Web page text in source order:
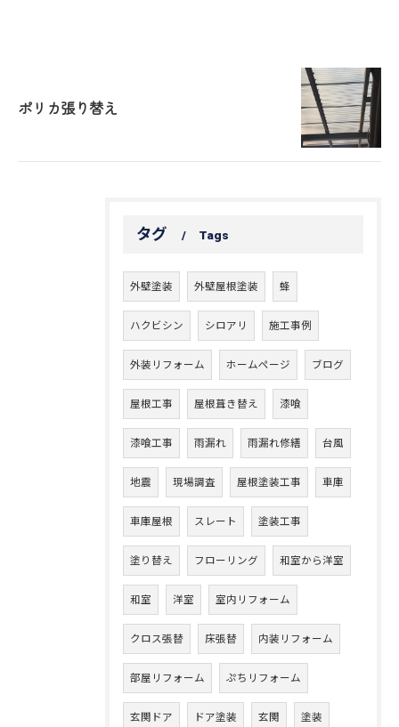
ポリカ張り替え
タグ Tags
外壁塗装 外壁屋根塗装 蜂
ハクビシン シロアリ 施工事例
外装リフォーム ホームページ ブログ
屋根工事 屋根葺き替え 漆喰
漆喰工事 雨漏れ 雨漏れ修繕 台風
地震 現場調査 屋根塗装工事 車庫
車庫屋根 スレート 塗装工事
塗り替え フローリング 和室から洋室
和室 洋室 室内リフォーム
クロス張替 床張替 内装リフォーム
部屋リフォーム ぷちリフォーム
玄関ドア ドア塗装 玄関 塗装